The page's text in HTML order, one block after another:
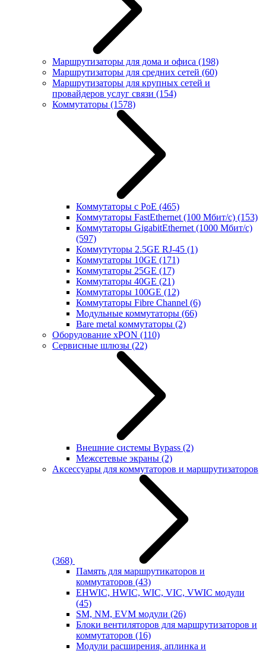
Маршрутизаторы для дома и офиса (198)
Маршрутизаторы для средних сетей (60)
Маршрутизаторы для крупных сетей и
провайдеров услуг связи (154)
Коммутаторы (1578)
Коммутаторы с PoE (465)
Коммутаторы FastEthernet (100 Мбит/с) (153)
Коммутаторы GigabitEthernet (1000 Мбит/с)
(597)
Коммутуторы 2.5GE RJ-45 (1)
Коммутаторы 10GE (171)
Коммутаторы 25GE (17)
Коммутаторы 40GE (21)
Коммутаторы 100GE (12)
Коммутаторы Fibre Channel (6)
Модульные коммутаторы (66)
Bare metal коммутаторы (2)
Оборудование xPON (110)
Сервисные шлюзы (22)
Внешние системы Bypass (2)
Межсетевые экраны (2)
Аксессуары для коммутаторов и маршрутизаторов
(368)
Память для маршрутикаторов и
коммутаторов (43)
EHWIC, HWIC, WIC, VIC, VWIC модули
(45)
SM, NM, EVM модули (26)
Блоки вентиляторов для маршрутизаторов и
коммутаторов (16)
Модули расширения, аплинка и